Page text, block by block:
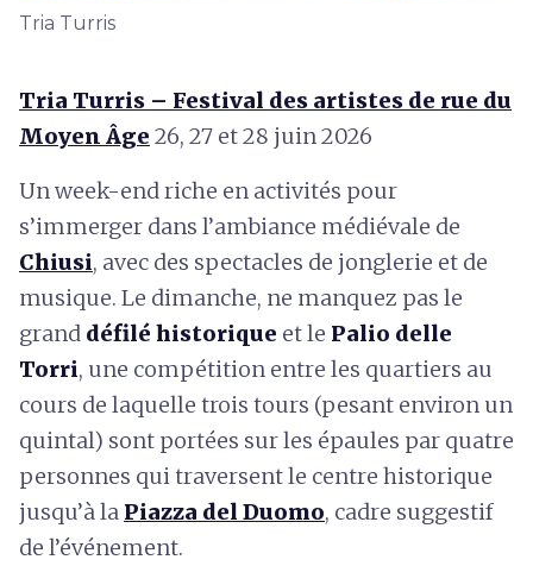
Tria Turris
Tria Turris – Festival des artistes de rue du
Moyen Âge 26, 27 et 28 juin 2026
Un week-end riche en activités pour
s’immerger dans l’ambiance médiévale de
Chiusi, avec des spectacles de jonglerie et de
musique. Le dimanche, ne manquez pas le
grand défilé historique et le Palio delle
Torri, une compétition entre les quartiers au
cours de laquelle trois tours (pesant environ un
quintal) sont portées sur les épaules par quatre
personnes qui traversent le centre historique
jusqu’à la Piazza del Duomo, cadre suggestif
de l’événement.